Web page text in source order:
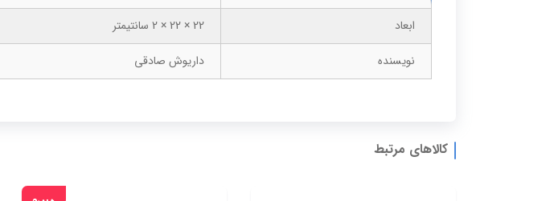
ابعاد
22 × 22 × 2 سانتیمتر
نویسنده
داریوش صادقی
کالاهای مرتبط